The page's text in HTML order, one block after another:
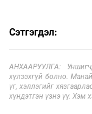
Сэтгэгдэл:
АНХААРУУЛГА:
хүлээхгүй болно.
үг, хэллэгийг
хүндэтгэн үзнэ үү. Хэм